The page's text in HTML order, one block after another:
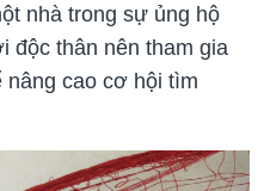
nhà trong sự ủng hộ
độc thân nên tham gia
nâng cao cơ hội tìm